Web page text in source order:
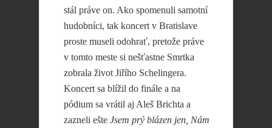
stál práve on. Ako spomenuli samotní
hudobníci, tak koncert v Bratislave
proste museli odohrať, pretože práve
v tomto meste si nešťastne Smrtka
zobrala život Jiřího Schelingera.
Koncert sa blížil do finále a na
pódium sa vrátil aj Aleš Brichta a
zazneli ešte Jsem prý blázen jen, Nám